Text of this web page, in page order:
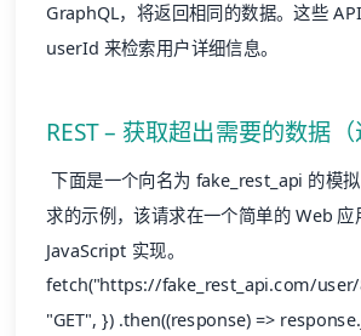
GraphQL，将返回相同的数据。这些
userId 来检索用户详细信息。
REST – 获取超出需要的数据（
下面是一个向名为 fake_rest_api 的模
求的示例，该请求在一个简单的 Web 应
JavaScript 实现。
fetch("https://fake_rest_api.com/
"GET", }) .then((response) =>